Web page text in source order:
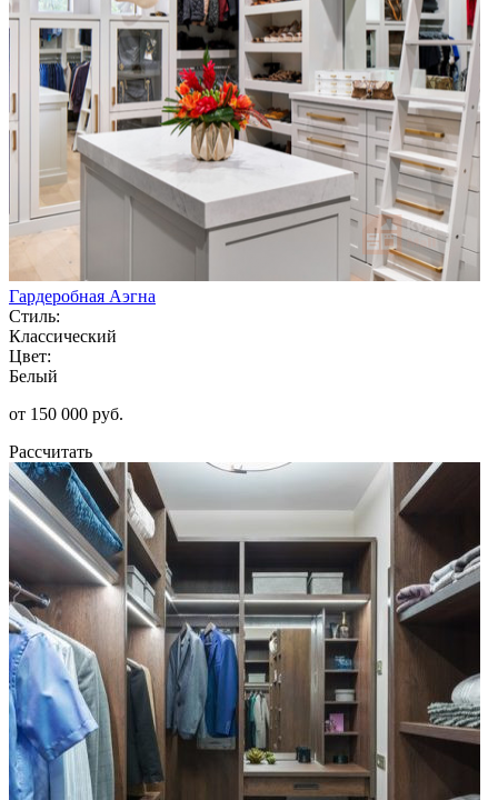
Гардеробная Аэгна
Стиль:
Классический
Цвет:
Белый
от 150 000 руб.
Рассчитать